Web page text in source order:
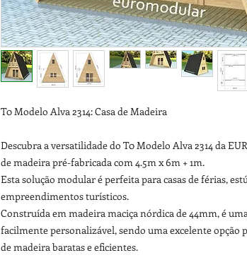
T0 Modelo Alva 2314: Casa de Madeira
Descubra a versatilidade do T0 Modelo Alva 2314 da
de madeira pré-fabricada com 4.5m x 6m + 1m.
Esta solução modular é perfeita para casas de férias,
empreendimentos turísticos.
Construída em madeira maciça nórdica de 44mm, é
facilmente personalizável, sendo uma excelente opção
de madeira baratas e eficientes.